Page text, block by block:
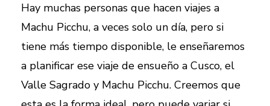
Hay muchas personas que hacen viajes a
Machu Picchu, a veces solo un día, pero si
tiene más tiempo disponible, le enseñaremos
a planificar ese viaje de ensueño a Cusco, el
Valle Sagrado y Machu Picchu. Creemos que